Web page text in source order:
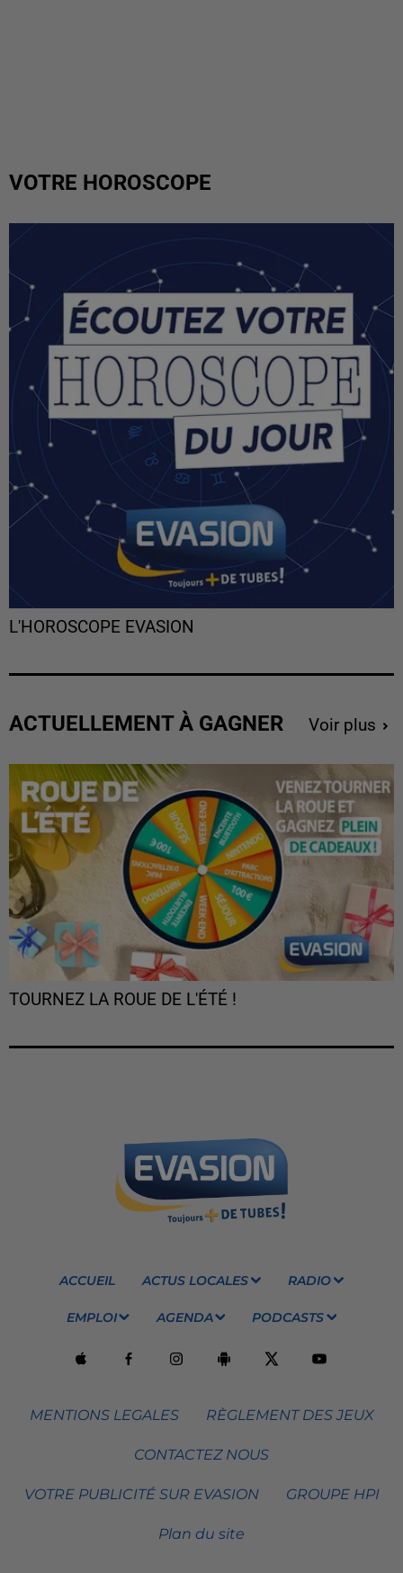
VOTRE HOROSCOPE
L'HOROSCOPE EVASION
ACTUELLEMENT À GAGNER Voir plus
TOURNEZ LA ROUE DE L'ÉTÉ !
ACCUEIL ACTUS LOCALES RADIO
EMPLOI AGENDA PODCASTS
MENTIONS LEGALES RÈGLEMENT DES JEUX
CONTACTEZ NOUS
VOTRE PUBLICITÉ SUR EVASION GROUPE HPI
Plan du site